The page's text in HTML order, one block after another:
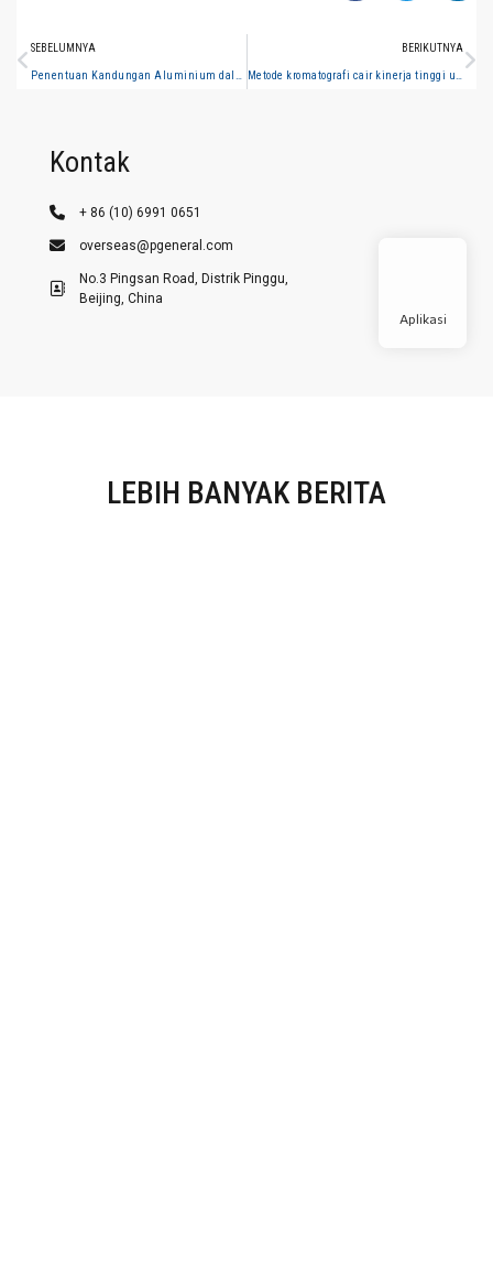
SEBELUMNYA
Penentuan Kandungan Aluminium dalam Bijih Besi oleh Persee A3 AAS Model
BERIKUTNYA
Metode kromatografi cair kinerja tinggi untuk analisis monoterpen dalam minyak esensial
Kontak
+ 86 (10) 6991 0651
overseas@pgeneral.com
No.3 Pingsan Road, Distrik Pinggu,
Beijing, China
LEBIH BANYAK BERITA
Aplikasi